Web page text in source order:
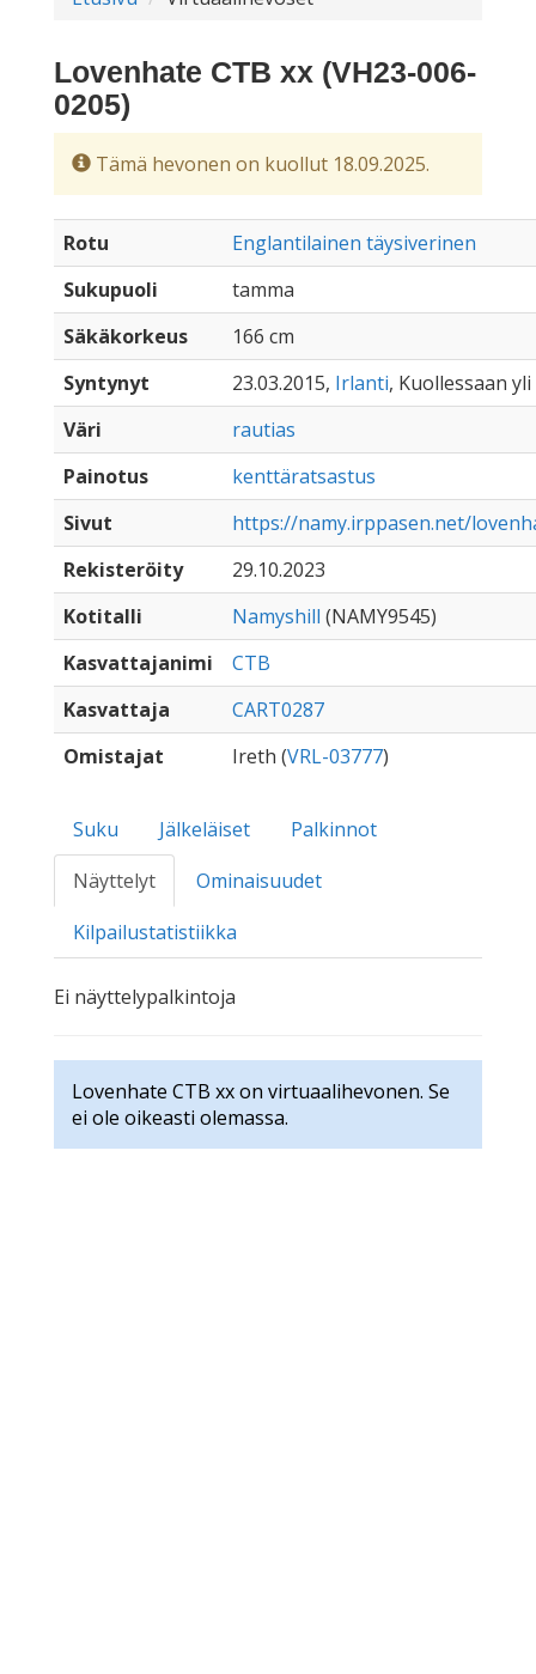
Lovenhate CTB xx (VH23-006-
0205)
Tämä hevonen on kuollut 18.09.2025.
Rotu
Englantilainen täysiverinen
Sukupuoli
tamma
Säkäkorkeus
166 cm
Syntynyt
23.03.2015, Irlanti, Kuollessaan yli
Väri
rautias
Painotus
kenttäratsastus
Sivut
https://namy.irppasen.net/
Rekisteröity
29.10.2023
Kotitalli
Namyshill (NAMY9545)
Kasvattajanimi
CTB
Kasvattaja
CART0287
Omistajat
Ireth (VRL-03777)
Suku Jälkeläiset
Palkinnot
Näyttelyt
Ominaisuudet
Kilpailustatistiikka
Ei näyttelypalkintoja
Lovenhate CTB xx on virtuaalihevonen. Se
ei ole oikeasti olemassa.